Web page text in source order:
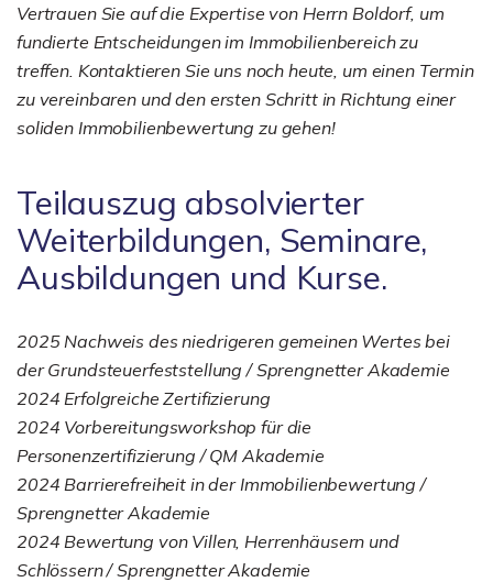
Vertrauen Sie auf die Expertise von Herrn Boldorf, um
fundierte Entscheidungen im Immobilienbereich zu
treffen. Kontaktieren Sie uns noch heute, um einen Termin
zu vereinbaren und den ersten Schritt in Richtung einer
soliden Immobilienbewertung zu gehen!
Teilauszug absolvierter
Weiterbildungen, Seminare,
Ausbildungen und Kurse.
2025 Nachweis des niedrigeren gemeinen Wertes bei
der Grundsteuerfeststellung / Sprengnetter Akademie
2024 Erfolgreiche Zertifizierung
2024 Vorbereitungsworkshop für die
Personenzertifizierung / QM Akademie
2024 Barrierefreiheit in der Immobilienbewertung /
Sprengnetter Akademie
2024 Bewertung von Villen, Herrenhäusern und
Schlössern / Sprengnetter Akademie